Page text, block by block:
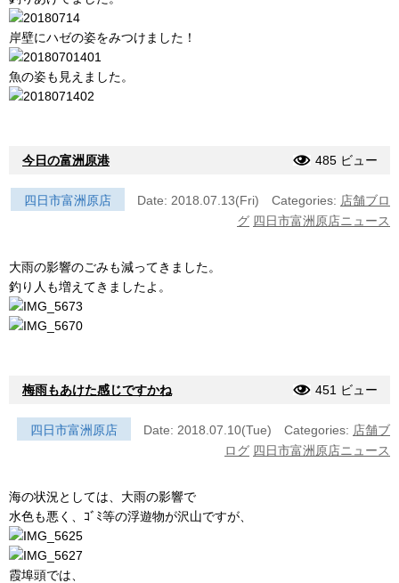
岸壁にハゼの姿をみつけました！
魚の姿も見えました。
今日の富洲原港 485 ビュー
四日市富洲原店 Date: 2018.07.13(Fri) Categories: 店舗ブロ
グ 四日市富洲原店ニュース
大雨の影響のごみも減ってきました。
釣り人も増えてきましたよ。
梅雨もあけた感じですかね 451 ビュー
四日市富洲原店 Date: 2018.07.10(Tue) Categories: 店舗ブ
ログ 四日市富洲原店ニュース
海の状況としては、大雨の影響で
水色も悪く、ｺﾞﾐ等の浮遊物が沢山ですが、
霞埠頭では、